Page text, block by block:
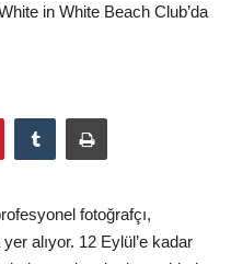
in White Beach Club’da
fotoğrafçı,
alıyor. 12 Eylül’e kadar